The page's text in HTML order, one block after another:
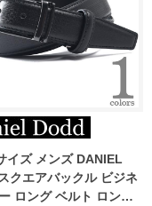
イズ メンズ DANIEL
クエアバックル ビジネ
ロング ベルト ロング